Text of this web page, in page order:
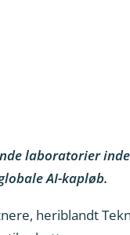
laboratorier
AI-kapløb.
heriblandt